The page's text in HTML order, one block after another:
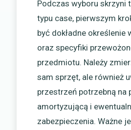
Podczas wyboru skrzyni
typu case, pierwszym
być dokładne określenie
oraz specyfiki
przedmiotu. Należy
sam sprzęt, ale również
przestrzeń potrzebną na
amortyzującą i
zabezpieczenia. Ważne